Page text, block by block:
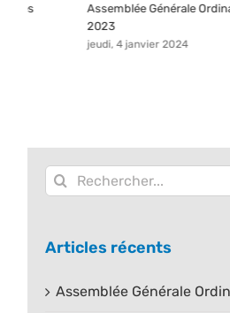
Assemblée Générale Ordinaire
jeudi, 4 janvier 2024
Rechercher:
Articles récents
Assemblée Générale